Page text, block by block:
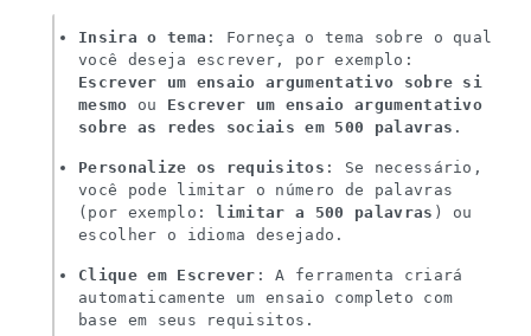
Insira o tema : Forneça o tema sobre o qual
você deseja escrever, por exemplo:
Escrever um ensaio argumentativo sobre si
mesmo ou Escrever um ensaio argumentativo
sobre as redes sociais em 500 palavras .
Personalize os requisitos : Se necessário,
você pode limitar o número de palavras
(por exemplo:
limitar a 500 palavras ) ou
escolher o idioma desejado.
Clique em Escrever : A ferramenta criará
automaticamente um ensaio completo com
base em seus requisitos.